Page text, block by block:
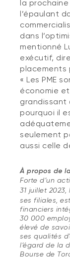
la
l’épaulant
dans
mentionné
exécutif,
placements
« Les PME
économie
grandissant
pourquoi il
seulement
aussi celle
À propos de
Forte d’un
31 juillet 2023,
ses filiales,
financiers
30 000
élevé de
ses qualités
l’égard de la
Bourse de